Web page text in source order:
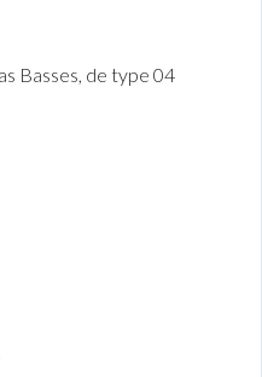
Basses, de type 04